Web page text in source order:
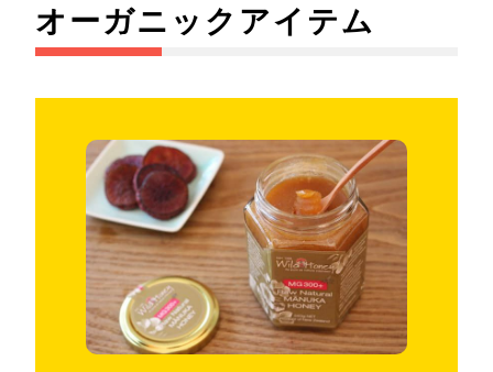
オーガニックアイテム